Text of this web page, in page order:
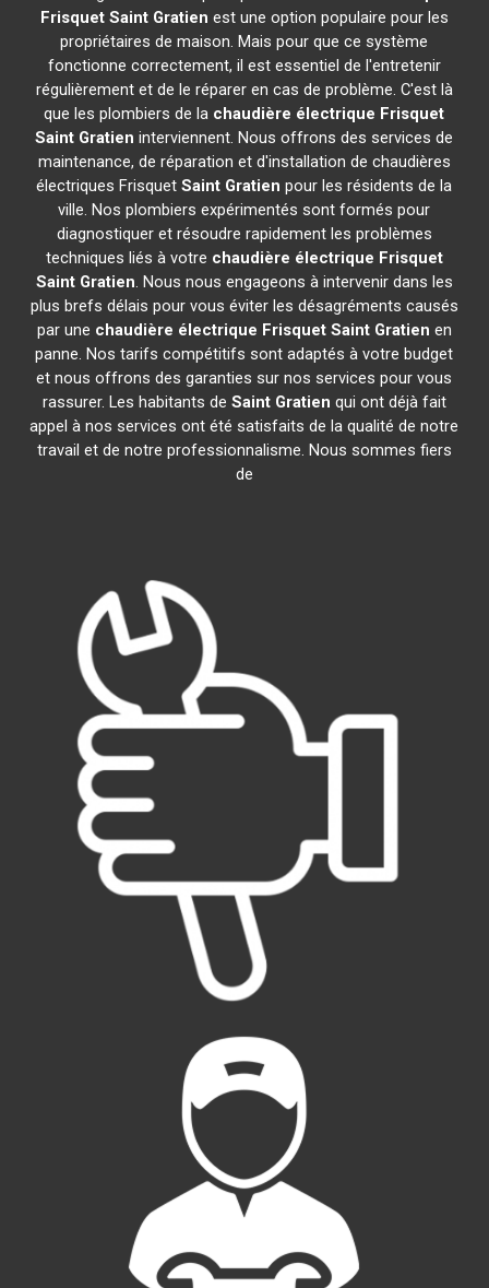
Frisquet Saint Gratien est une option populaire pour les
propriétaires de maison. Mais pour que ce système
fonctionne correctement, il est essentiel de l'entretenir
régulièrement et de le réparer en cas de problème. C'est là
que les plombiers de la chaudière électrique Frisquet
Saint Gratien interviennent. Nous offrons des services de
maintenance, de réparation et d'installation de chaudières
électriques FrisquetSaint Gratien pour les résidents de la
ville. Nos plombiers expérimentés sont formés pour
diagnostiquer et résoudre rapidement les problèmes
techniques liés à votre chaudière électrique Frisquet
Saint Gratien. Nous nous engageons à intervenir dans les
plus brefs délais pour vous éviter les désagréments causés
par une chaudière électrique Frisquet Saint Gratien en
panne. Nos tarifs compétitifs sont adaptés à votre budget
et nous offrons des garanties sur nos services pour vous
rassurer. Les habitants de Saint Gratien qui ont déjà fait
appel à nos services ont été satisfaits de la qualité de notre
travail et de notre professionnalisme. Nous sommes fiers
de